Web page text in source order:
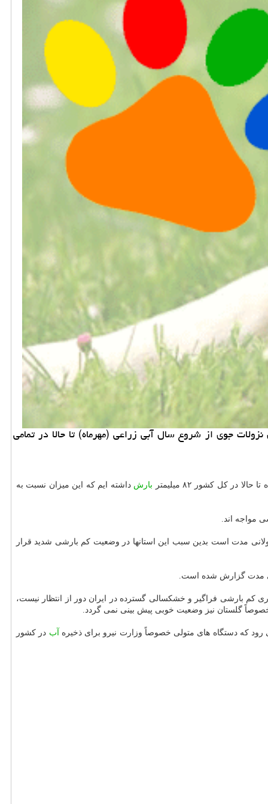
از نرمال بوده است همین طور میزان نزولات جوی از شروع سال آبی زراعی (مهرماه) تا حالا در تمامی
کل کشور ۸۲ میلیمتر بارش داشته ایم که این میزان نسبت به
هرمزگان و کرمان به ترتیب ۸۹.۵ درصد، ۸۹ درصد و ۶۲ درصد کمتر از میانگین طولانی مدت است بدین سبب این استانها در وضعیت کم بارشی شدید قرار
کم بارشی فراگیر و خشکسالی گسترده در ایران دور از انتظار نیست،
گلستان نیز وضعیت خوبی پیش بینی نمی گردد.
که دستگاه های متولی خصوصاً وزارت نیرو برای ذخیره آب در کشور